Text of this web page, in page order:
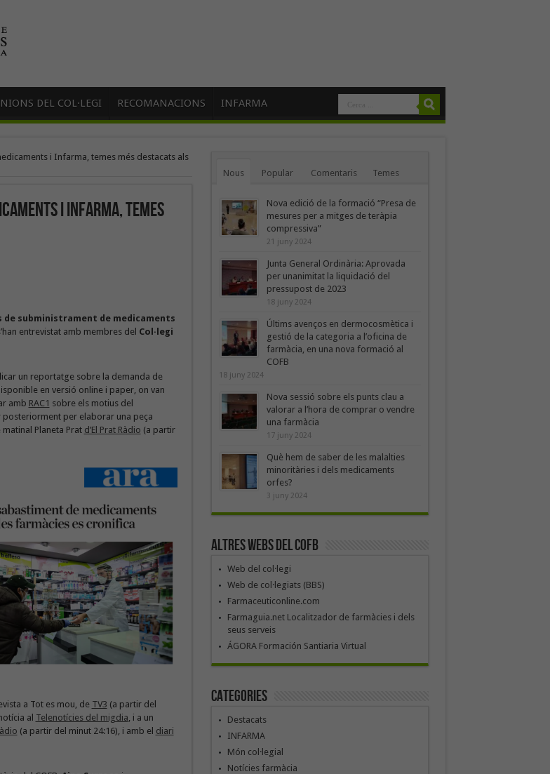
DEL COL·LEGI RECOMANACIONS INFARMA
i Infarma, temes més destacats als
i Infarma, temes
de subministrament de medicaments
entrevistat amb membres del Col·legi
un reportatge sobre la demanda de
en versió online i paper, on van
amb RAC1 sobre els motius del
posteriorment per elaborar una peça
Planeta Prat d’El Prat Ràdio (a partir
a Tot es mou, de TV3 (a partir del
al Telenotícies del migdia, i a un
(a partir del minut 24:16), i amb el diari
Nous Popular Comentaris Temes
Nova edició de la formació “Presa de
mesures per a mitges de teràpia
compressiva”
21 juny 2024
Junta General Ordinària: Aprovada
per unanimitat la liquidació del
pressupost de 2023
18 juny 2024
Últims avenços en dermocosmètica i
gestió de la categoria a l’oficina de
farmàcia, en una nova formació al
COFB
18 juny 2024
Nova sessió sobre els punts clau a
valorar a l’hora de comprar o vendre
una farmàcia
17 juny 2024
Què hem de saber de les malalties
minoritàries i dels medicaments
orfes?
3 juny 2024
Altres webs del COFB
Web del col·legi
Web de col·legiats (BBS)
Farmaceuticonline.com
Farmaguia.net Localitzador de farmàcies i dels
seus serveis
ÁGORA Formación Santiaria Virtual
Categories
Destacats
INFARMA
Món col·legial
Notícies farmàcia